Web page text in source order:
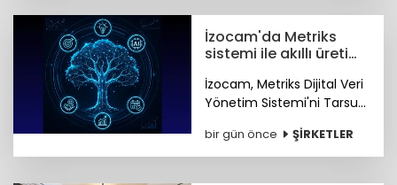
İzocam'da Metriks
sistemi ile akıllı üretim
İzocam, Metriks Dijital Veri
Yönetim Sistemi'ni Tarsus
akıllı üretim dönemini
başlattı. Böylelikle üretim
bir gün önce ŞİRKETLER